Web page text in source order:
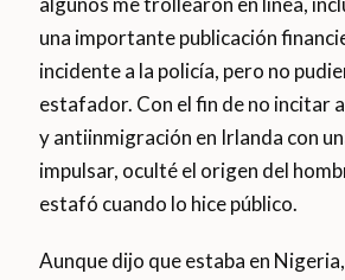
una importante publicación
incidente a la policía, pero no
estafador. Con el fin de no incitar
y antiinmigración en Irlanda con
impulsar, oculté el origen del
estafó cuando lo hice público.
Aunque dijo que estaba en